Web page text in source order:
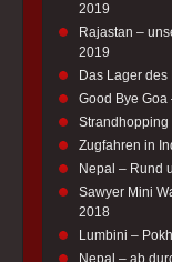
2019
Rajastan –
2019
Das Lager
Good Bye
Strandhopping
Zugfahren in
Nepal – Rund
Sawyer Mini
2018
Lumbini –
Nepal – ab